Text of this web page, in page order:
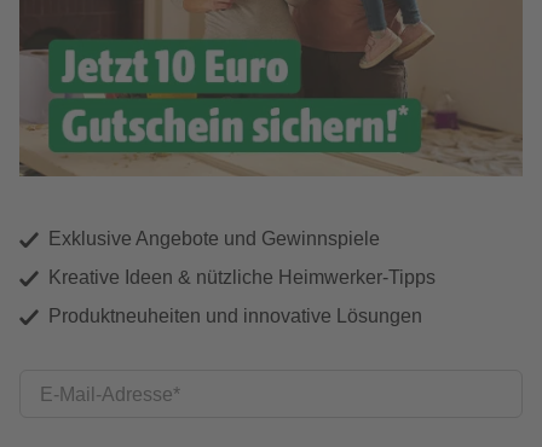
Exklusive Angebote und Gewinnspiele
Kreative Ideen & nützliche Heimwerker-Tipps
Produktneuheiten und innovative Lösungen
E-Mail-Adresse